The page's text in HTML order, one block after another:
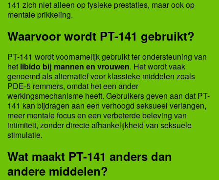
141 zich niet alleen op fysieke prestaties, maar ook op
mentale prikkeling.
Waarvoor wordt PT-141 gebruikt?
PT-141 wordt voornamelijk gebruikt ter ondersteuning van
het libido bij mannen en vrouwen. Het wordt vaak
genoemd als alternatief voor klassieke middelen zoals
PDE-5 remmers, omdat het een ander
werkingsmechanisme heeft. Gebruikers geven aan dat PT-
141 kan bijdragen aan een verhoogd seksueel verlangen,
meer mentale focus en een verbeterde beleving van
intimiteit, zonder directe afhankelijkheid van seksuele
stimulatie.
Wat maakt PT-141 anders dan
andere middelen?